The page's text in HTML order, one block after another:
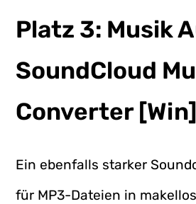
Platz 3: Musik
SoundCloud
Converter [Win]
Ein ebenfalls starker
für MP3-Dateien in